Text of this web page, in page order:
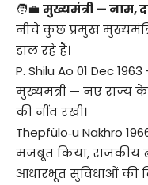
🧑‍💼 मुख्यमंत्री — नाम,
नीचे कुछ प्रमुख
डाल रहे हैं।
P. Shilu Ao 01 Dec
मुख्यमंत्री — नए राज्य
की नींव रखी।
Thepfülo‑u Nakhro
मजबूत किया, राजकीय
आधारभूत सुविधाओं की